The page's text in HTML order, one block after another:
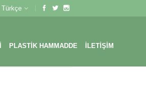
Türkçe
PLASTIK HAMMADDE İLETIŞIM